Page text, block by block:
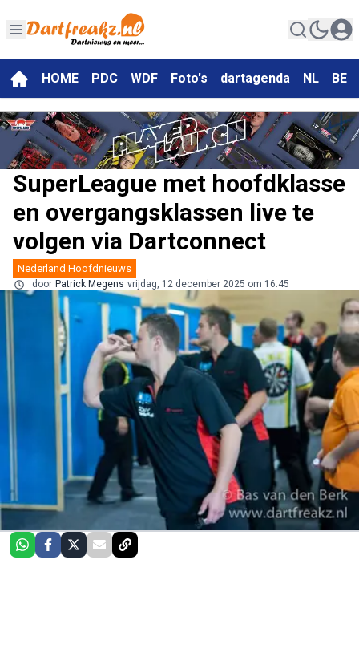
HOME PDC WDF Foto's dartagenda NL BE
SuperLeague met hoofdklasse
en overgangsklassen live te
volgen via Dartconnect
Nederland Hoofdnieuws
door Patrick Megens vrijdag, 12 december 2025 om 16:45